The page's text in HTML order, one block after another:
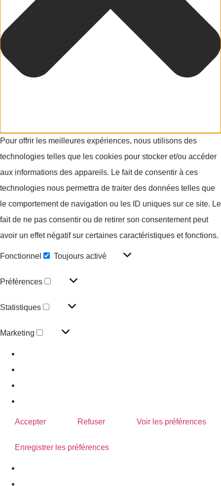
Pour offrir les meilleures expériences, nous utilisons des
technologies telles que les cookies pour stocker et/ou accéder
aux informations des appareils. Le fait de consentir à ces
technologies nous permettra de traiter des données telles que
le comportement de navigation ou les ID uniques sur ce site. Le
fait de ne pas consentir ou de retirer son consentement peut
avoir un effet négatif sur certaines caractéristiques et fonctions.
Fonctionnel Toujours activé
Préférences
Statistiques
Marketing
Accepter Refuser Voir les préférences
Enregistrer les préférences